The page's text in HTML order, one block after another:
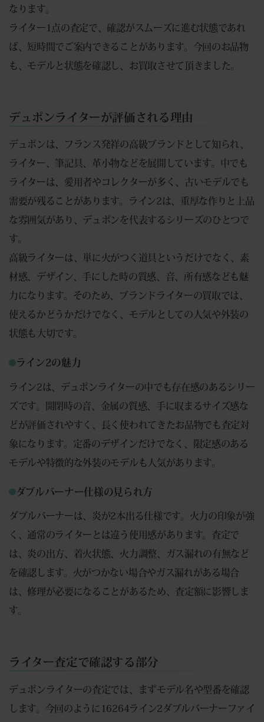
なります。
ライター1点の査定で、確認がスムーズに進む状態であれ
ば、短時間でご案内できることがあります。今回のお品物
も、モデルと状態を確認し、お買取させて頂きました。
デュポンライターが評価される理由
デュポンは、フランス発祥の高級ブランドとして知られ、
ライター、筆記具、革小物などを展開しています。中でも
ライターは、愛用者やコレクターが多く、古いモデルでも
需要が残ることがあります。ライン2は、重厚な作りと上品
な雰囲気があり、デュポンを代表するシリーズのひとつで
す。
高級ライターは、単に火がつく道具というだけでなく、素
材感、デザイン、手にした時の質感、音、所有感なども魅
力になります。そのため、ブランドライターの買取では、
使えるかどうかだけでなく、モデルとしての人気や外装の
状態も大切です。
ライン2の魅力
ライン2は、デュポンライターの中でも存在感のあるシリー
ズです。開閉時の音、金属の質感、手に収まるサイズ感な
どが評価されやすく、長く使われてきたお品物でも査定対
象になります。定番のデザインだけでなく、限定感のある
モデルや特徴的な外装のモデルも人気があります。
ダブルバーナー仕様の見られ方
ダブルバーナーは、炎が2本出る仕様です。火力の印象が強
く、通常のライターとは違う使用感があります。査定で
は、炎の出方、着火状態、火力調整、ガス漏れの有無など
を確認します。火がつかない場合やガス漏れがある場合
は、修理が必要になることがあるため、査定額に影響しま
す。
ライター査定で確認する部分
デュポンライターの査定では、まずモデル名や型番を確認
します。今回のように16264ライン2ダブルバーナーファイ